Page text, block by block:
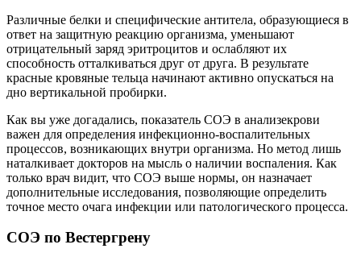
Различные белки и специфические антитела, образующиеся в
ответ на защитную реакцию организма, уменьшают
отрицательный заряд эритроцитов и ослабляют их
способность отталкиваться друг от друга. В результате
красные кровяные тельца начинают активно опускаться на
дно вертикальной пробирки.
Как вы уже догадались, показатель СОЭ в анализекрови
важен для определения инфекционно-воспалительных
процессов, возникающих внутри организма. Но метод лишь
наталкивает докторов на мысль о наличии воспаления. Как
только врач видит, что СОЭ выше нормы, он назначает
дополнительные исследования, позволяющие определить
точное место очага инфекции или патологического процесса.
СОЭ по Вестергрену